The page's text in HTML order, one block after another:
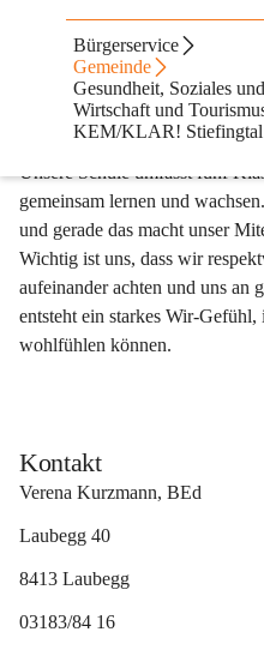
Bürgerservice
Gemeinde
Gesundheit, Soziales
Wirtschaft und
KEM/KLAR! Stiefingtal
Volksschule
Hand in Hand fürs Leben lernen
Unsere Schule umfasst fünf
gemeinsam lernen und
und gerade das macht unser
Wichtig ist uns, dass wir
aufeinander achten und uns an
entsteht ein starkes Wir-
wohlfühlen können.
Kontakt
Verena Kurzmann, BEd
Laubegg 40
8413 Laubegg
03183/84 16